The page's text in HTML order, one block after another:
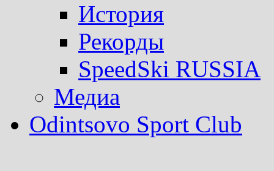
История
Рекорды
SpeedSki RUSSIA
Медиа
Odintsovo Sport Club